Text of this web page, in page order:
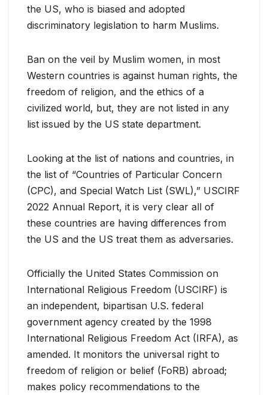
the US, who is biased and adopted
discriminatory legislation to harm Muslims.
Ban on the veil by Muslim women, in most
Western countries is against human rights, the
freedom of religion, and the ethics of a
civilized world, but, they are not listed in any
list issued by the US state department.
Looking at the list of nations and countries, in
the list of “Countries of Particular Concern
(CPC), and Special Watch List (SWL),” USCIRF
2022 Annual Report, it is very clear all of
these countries are having differences from
the US and the US treat them as adversaries.
Officially the United States Commission on
International Religious Freedom (USCIRF) is
an independent, bipartisan U.S. federal
government agency created by the 1998
International Religious Freedom Act (IRFA), as
amended. It monitors the universal right to
freedom of religion or belief (FoRB) abroad;
makes policy recommendations to the